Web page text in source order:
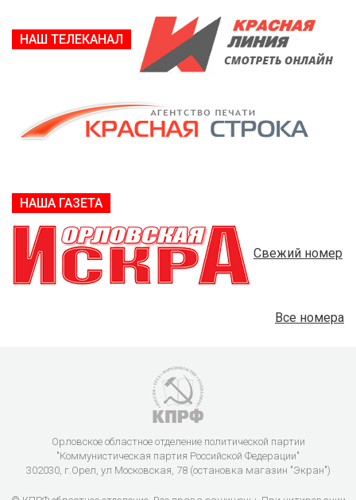
НАШ ТЕЛЕКАНАЛ
НАША ГАЗЕТА
Свежий номер
Все номера
Орловское областное отделение политической партии
"Коммунистическая партия Российской Федерации"
302030, г.Орел, ул Московская, 78 (остановка магазин "Экран")